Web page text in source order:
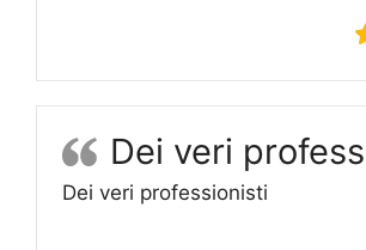
Dei veri
Dei veri professionisti